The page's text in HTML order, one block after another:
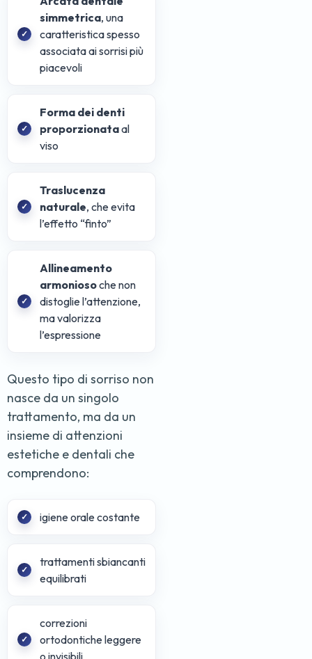
simmetrica, una
caratteristica spesso
associata ai sorrisi più
piacevoli
Forma dei denti
proporzionataal
viso
Traslucenza
naturale, che evita
l’effetto “finto”
Allineamento
armoniosoche non
distoglie l’attenzione,
ma valorizza
l’espressione
Questo tipo di sorriso non
nasce da un singolo
trattamento, ma da un
insieme di attenzioni
estetiche e dentali che
comprendono:
igiene orale costante
trattamenti sbiancanti
equilibrati
correzioni
ortodontiche leggere
o invisibili